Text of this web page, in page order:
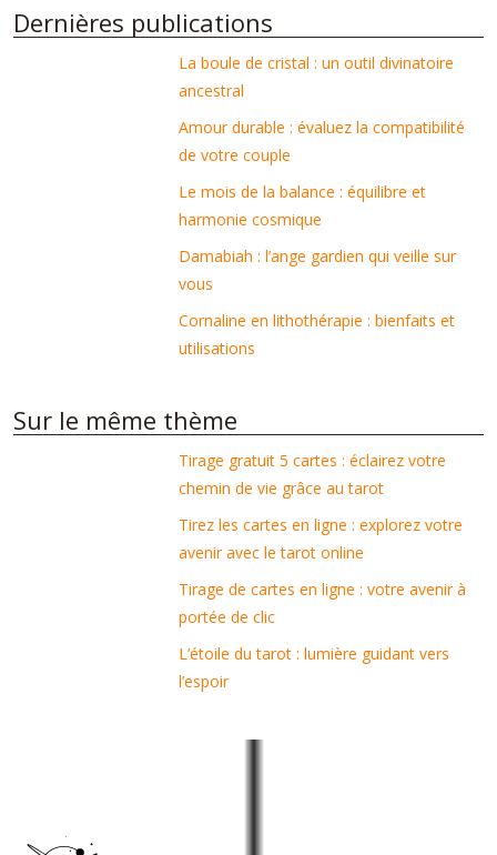
Dernières publications
La boule de cristal : un outil divinatoire
ancestral
Amour durable : évaluez la compatibilité
de votre couple
Le mois de la balance : équilibre et
harmonie cosmique
Damabiah : l’ange gardien qui veille sur
vous
Cornaline en lithothérapie : bienfaits et
utilisations
Sur le même thème
Tirage gratuit 5 cartes : éclairez votre
chemin de vie grâce au tarot
Tirez les cartes en ligne : explorez votre
avenir avec le tarot online
Tirage de cartes en ligne : votre avenir à
portée de clic
L’étoile du tarot : lumière guidant vers
l’espoir